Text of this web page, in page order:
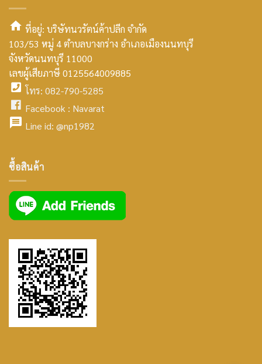
smt2
home
icon
ที่อยู่: บริษัทนวรัตน์ค้าปลีก จำกัด
103/53 หมู่ 4 ตำบลบางกร่าง อำเภอเมืองนนทบุรี
จังหวัดนนทบุรี 11000
เลขผู้เสียภาษี 0125564009885
facebook
icon
โทร: 082-790-5285
facebook
Facebook : Navarat
icon
Line id: @np1982
ซื้อสินค้า